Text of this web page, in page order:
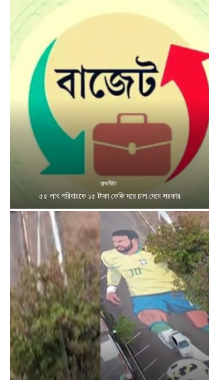
রাজনীতি
৫৫ লাখ পরিবারকে ১৫ টাকা কেজি দরে চাল দেবে সরকার